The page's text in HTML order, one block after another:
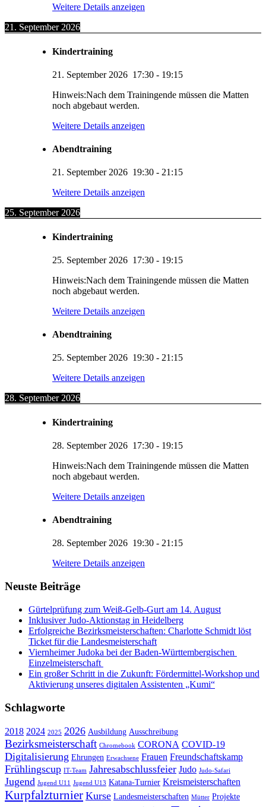
Weitere Details anzeigen
21. September 2026
Kindertraining
21. September 2026 17:30 - 19:15
Hinweis:Nach dem Trainingende müssen die Matten
noch abgebaut werden.
Weitere Details anzeigen
Abendtraining
21. September 2026 19:30 - 21:15
Weitere Details anzeigen
25. September 2026
Kindertraining
25. September 2026 17:30 - 19:15
Hinweis:Nach dem Trainingende müssen die Matten
noch abgebaut werden.
Weitere Details anzeigen
Abendtraining
25. September 2026 19:30 - 21:15
Weitere Details anzeigen
28. September 2026
Kindertraining
28. September 2026 17:30 - 19:15
Hinweis:Nach dem Trainingende müssen die Matten
noch abgebaut werden.
Weitere Details anzeigen
Abendtraining
28. September 2026 19:30 - 21:15
Weitere Details anzeigen
Neuste Beiträge
Gürtelprüfung zum Weiß-Gelb-Gurt am 14. August
Inklusiver Judo-Aktionstag in Heidelberg
Erfolgreiche Bezirksmeisterschaften: Charlotte Schmidt löst
Ticket für die Landesmeisterschaft
Viernheimer Judoka bei der Baden-Württembergischen
Einzelmeisterschaft
Ein großer Schritt in die Zukunft: Fördermittel-Workshop und
Aktivierung unseres digitalen Assistenten „Kumi“
Schlagworte
2018 2024 2025 2026 Ausbildung Ausschreibung
Bezirksmeisterschaft Chromebook CORONA COVID-19
Digitalisierung Ehrungen Erwachsene Frauen Freundschaftskamp
Frühlingscup IT-Team Jahresabschlussfeier Judo Judo-Safari
Jugend Jugend U11 Jugend U13 Katana-Turnier Kreismeisterschaften
Kurpfalzturnier Kurse Landesmeisterschaften Mütter Projekte
KUMI – Dein KI-Assistent
1. Viernheimer Judo-Club e.V.